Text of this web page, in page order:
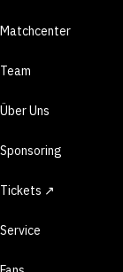
Matchcenter
Team
Über Uns
Sponsoring
Tickets ↗
Service